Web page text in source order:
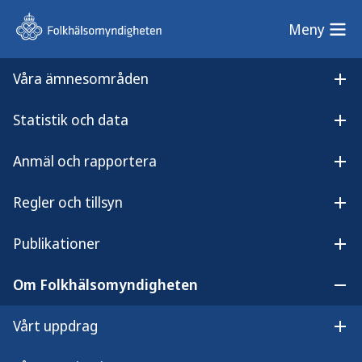
Meny
Våra ämnesområden
Statistik och data
Anmäl och rapportera
Regler och tillsyn
Publikationer
Om Folkhälsomyndigheten
Vårt uppdrag
Meny
Sök på webbplatsen
Hiv- och STI-prevention –
organisationsbidrag till ideella
organisationer på riksnivå